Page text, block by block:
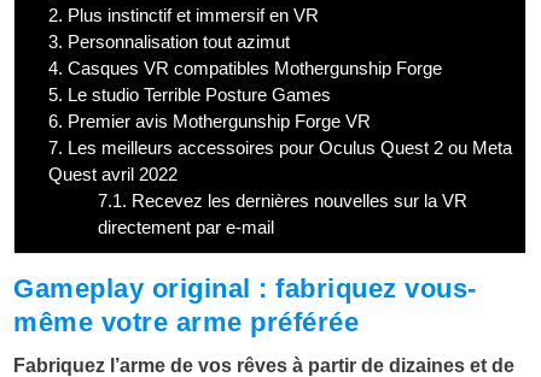
2. Plus instinctif et immersif en VR
3. Personnalisation tout azimut
4. Casques VR compatibles Mothergunship Forge
5. Le studio Terrible Posture Games
6. Premier avis Mothergunship Forge VR
7. Les meilleurs accessoires pour Oculus Quest 2 ou Meta
Quest avril 2022
7.1. Recevez les dernières nouvelles sur la VR
directement par e-mail
Gameplay original : fabriquez vous-
même votre arme préférée
Fabriquez l’arme de vos rêves à partir de dizaines et de